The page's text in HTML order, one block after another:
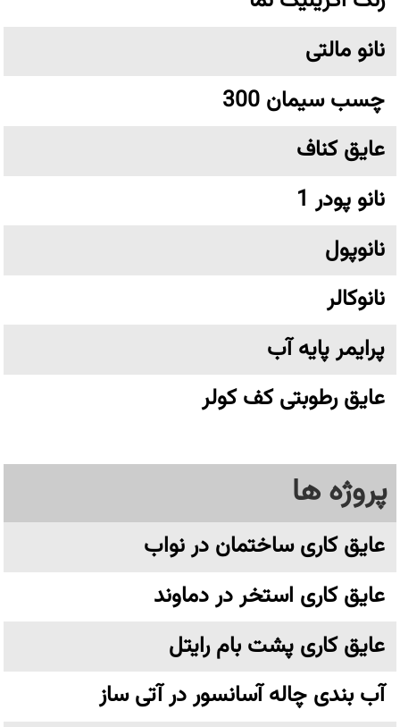
نانو مالتی
چسب سیمان 300
عایق کناف
نانو پودر 1
نانوپول
نانوکالر
پرایمر پایه آب
عایق رطوبتی کف کولر
پروژه ها
عایق کاری ساختمان در نواب
عایق کاری استخر در دماوند
عایق کاری پشت بام رایتل
آب بندی چاله آسانسور در آتی ساز